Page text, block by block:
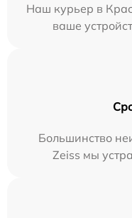
Наш курьер в
ваше
Большинство
Zeiss мы